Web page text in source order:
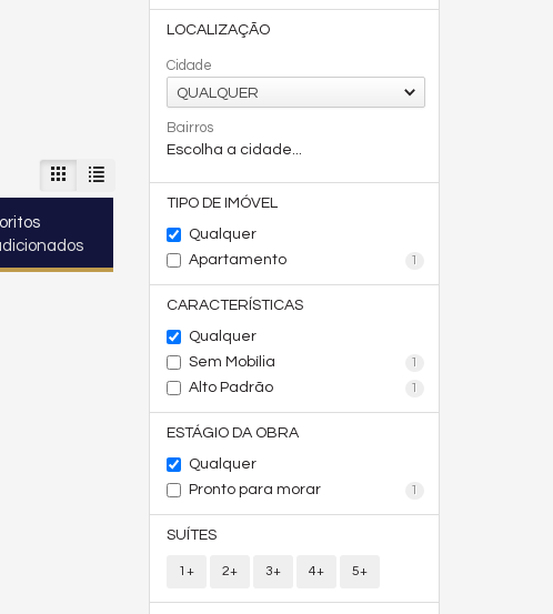
LOCALIZAÇÃO
Cidade
QUALQUER
Bairros
Escolha a cidade...
TIPO DE IMÓVEL
Qualquer
Apartamento
1
CARACTERÍSTICAS
Qualquer
Sem Mobília
1
Alto Padrão 1
ESTÁGIO DA OBRA
Qualquer
Pronto para morar
1
SUÍTES
1+ 2+ 3+ 4+ 5+